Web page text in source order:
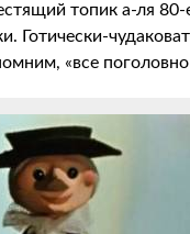
топик а-ля 80-
Готически-
«все